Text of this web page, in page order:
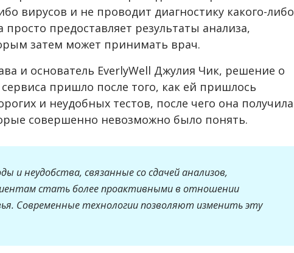
вирусов и не проводит диагностику какого-либо
просто предоставляет результаты анализа,
затем может принимать врач.
и основатель EverlyWell Джулия Чик, решение о
сервиса пришло после того, как ей пришлось
и неудобных тестов, после чего она получила
совершенно невозможно было понять.
и неудобства, связанные со сдачей анализов,
стать более проактивными в отношении
Современные технологии позволяют изменить эту